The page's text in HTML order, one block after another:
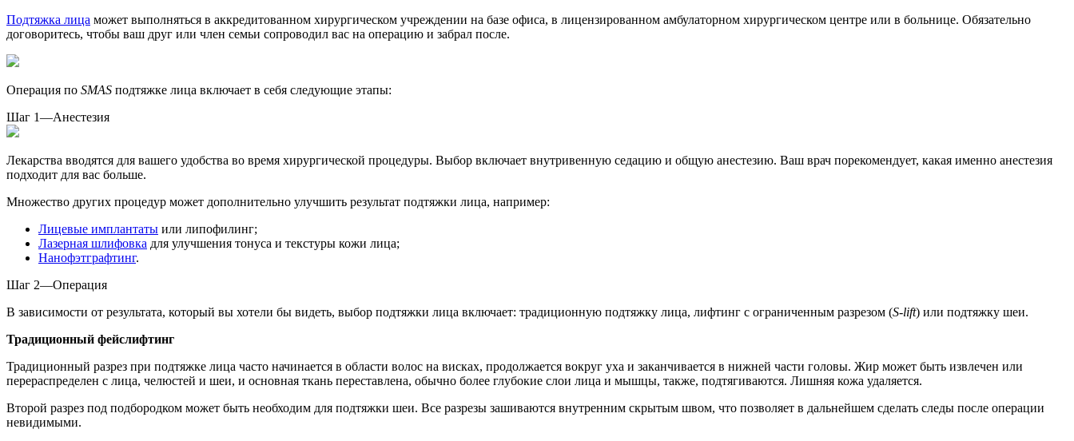
Подтяжка лица может выполняться в аккредитованном хирургическом учреждении на базе офиса, в лицензированном амбулаторном хирургическом центре или в больнице. Обязательно
договоритесь, чтобы ваш друг или член семьи сопроводил вас на операцию и забрал после.
Операция по SMAS подтяжке лица включает в себя следующие этапы:
Шаг 1—Анестезия
Лекарства вводятся для вашего удобства во время хирургической процедуры. Выбор включает внутривенную седацию и общую анестезию. Ваш врач порекомендует, какая именно анестезия
подходит для вас больше.
Множество других процедур может дополнительно улучшить результат подтяжки лица, например:
Лицевые имплантаты или липофилинг;
Лазерная шлифовка для улучшения тонуса и текстуры кожи лица;
Нанофэтграфтинг.
Шаг 2—Операция
В зависимости от результата, который вы хотели бы видеть, выбор подтяжки лица включает: традиционную подтяжку лица, лифтинг с ограниченным разрезом (S-lift) или подтяжку шеи.
Традиционный фейслифтинг
Традиционный разрез при подтяжке лица часто начинается в области волос на висках, продолжается вокруг уха и заканчивается в нижней части головы. Жир может быть извлечен или
перераспределен с лица, челюстей и шеи, и основная ткань переставлена, обычно более глубокие слои лица и мышцы, также, подтягиваются. Лишняя кожа удаляется.
Второй разрез под подбородком может быть необходим для подтяжки шеи. Все разрезы зашиваются внутренним скрытым швом, что позволяет в дальнейшем сделать следы после операции
невидимыми.